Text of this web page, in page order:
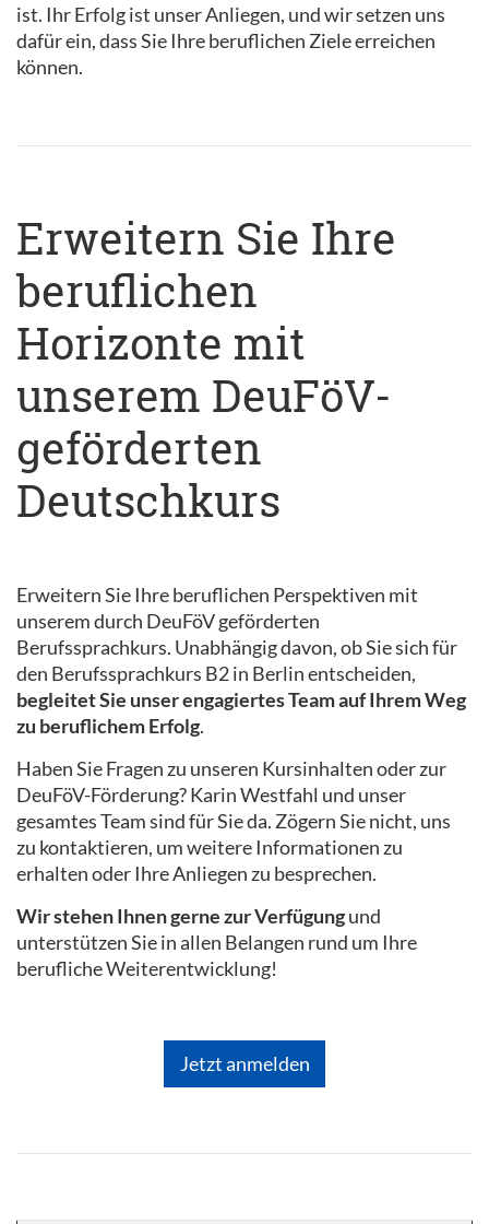
ist. Ihr Erfolg ist unser Anliegen, und wir setzen uns
dafür ein, dass Sie Ihre beruflichen Ziele erreichen
können.
Erweitern Sie Ihre
beruflichen
Horizonte mit
unserem DeuFöV-
geförderten
Deutschkurs
Erweitern Sie Ihre beruflichen Perspektiven mit
unserem durch DeuFöV geförderten
Berufssprachkurs. Unabhängig davon, ob Sie sich für
den Berufssprachkurs B2 in Berlin entscheiden,
begleitet Sie unser engagiertes Team auf Ihrem Weg
zu beruflichem Erfolg.
Haben Sie Fragen zu unseren Kursinhalten oder zur
DeuFöV-Förderung? Karin Westfahl und unser
gesamtes Team sind für Sie da. Zögern Sie nicht, uns
zu kontaktieren, um weitere Informationen zu
erhalten oder Ihre Anliegen zu besprechen.
Wir stehen Ihnen gerne zur Verfügungund
unterstützen Sie in allen Belangen rund um Ihre
berufliche Weiterentwicklung!
Jetzt anmelden